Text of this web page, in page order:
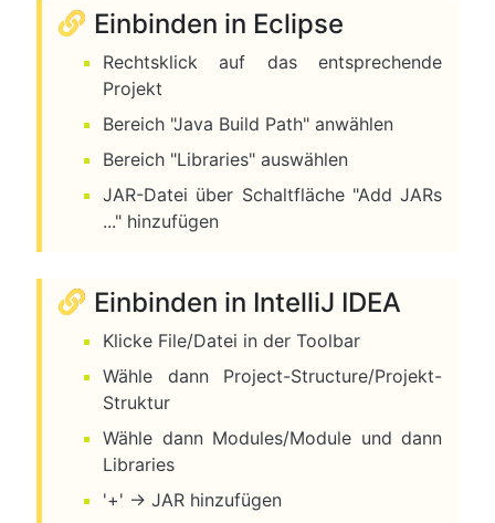
Einbinden in Eclipse
Rechtsklick auf das entsprechende
Projekt
Bereich "Java Build Path" anwählen
Bereich "Libraries" auswählen
JAR-Datei über Schaltfläche "Add JARs
..." hinzufügen
Einbinden in IntelliJ IDEA
Klicke File/Datei in der Toolbar
Wähle dann Project-Structure/Projekt-
Struktur
Wähle dann Modules/Module und dann
Libraries
'+' → JAR hinzufügen